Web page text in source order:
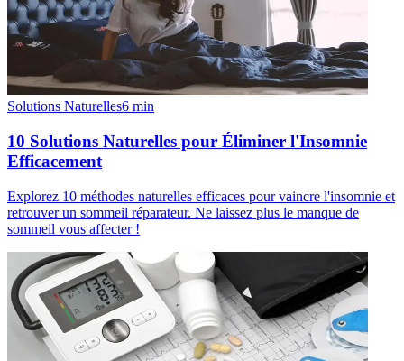
Solutions Naturelles6 min
10 Solutions Naturelles pour Éliminer l'Insomnie
Efficacement
Explorez 10 méthodes naturelles efficaces pour vaincre l'insomnie et
retrouver un sommeil réparateur. Ne laissez plus le manque de
sommeil vous affecter !